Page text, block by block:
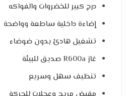
درج كبير للخضروات والفواكه
إضاءة داخلية ساطعة وواضحة
تشغيل هادئ بدون ضوضاء
غاز R600a صديق للبيئة
تنظيف سهل وسريع